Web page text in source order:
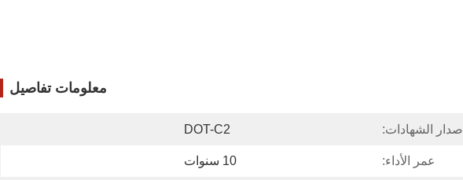
معلومات تفاصيل
إصدار الشهادات: DOT-C2
عمر الأداء: 10 سنوات